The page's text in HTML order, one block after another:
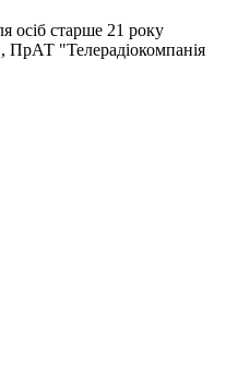
осіб старше 21 року
, ПрАТ "Телерадіокомпанія